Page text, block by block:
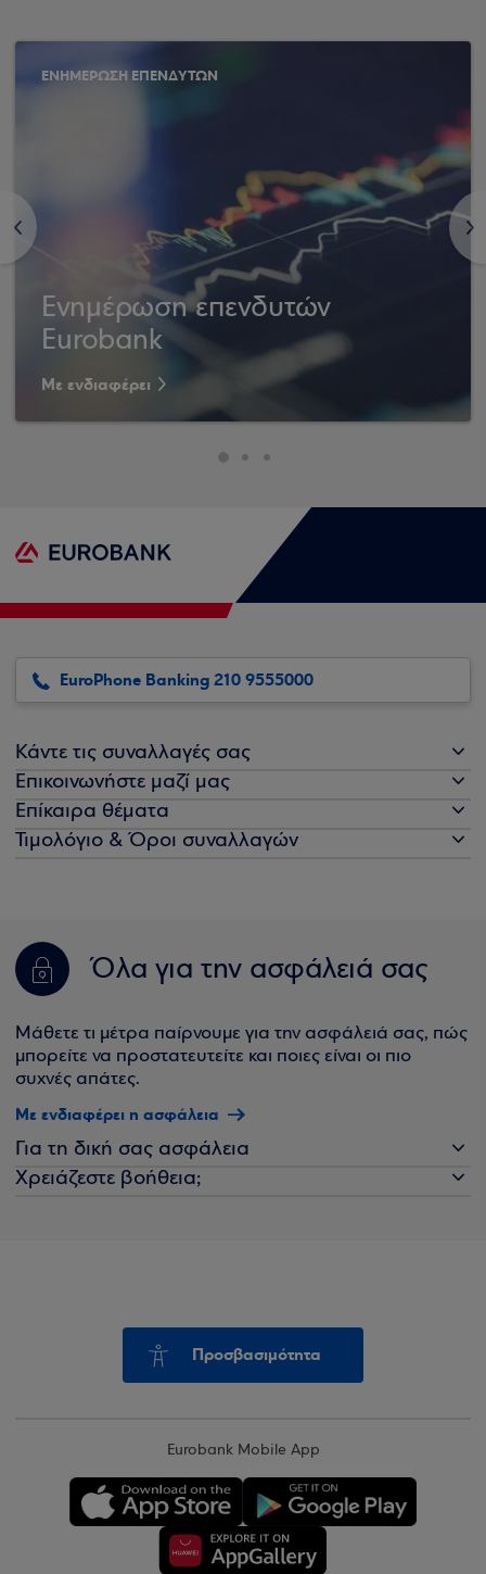
<
ΕΝΗΜΕΡΩΣΗ ΕΠΕΝΔΥΤΩΝ
Ενημέρωση επενδυτών
Eurobank
Με ενδιαφέρει
>
EuroPhone Banking 210 9555000
Κάντε τις συναλλαγές σας
Επικοινωνήστε μαζί μας
Επίκαιρα θέματα
Τιμολόγιο & Όροι συναλλαγών
Όλα για την ασφάλειά σας
Μάθετε τι μέτρα παίρνουμε για την ασφάλειά σας, πώς
μπορείτε να προστατευτείτε και ποιες είναι οι πιο
συχνές απάτες.
Με ενδιαφέρει η ασφάλεια
Για τη δική σας ασφάλεια
Χρειάζεστε βοήθεια;
Προσβασιμότητα
Eurobank Mobile App